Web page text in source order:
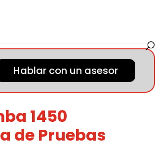
Hablar con un asesor
1450
de Pruebas